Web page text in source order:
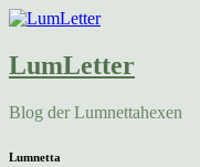
LumLetter
Blog der Lumnettahexen
Lumnetta